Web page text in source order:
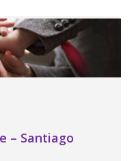
– Santiago